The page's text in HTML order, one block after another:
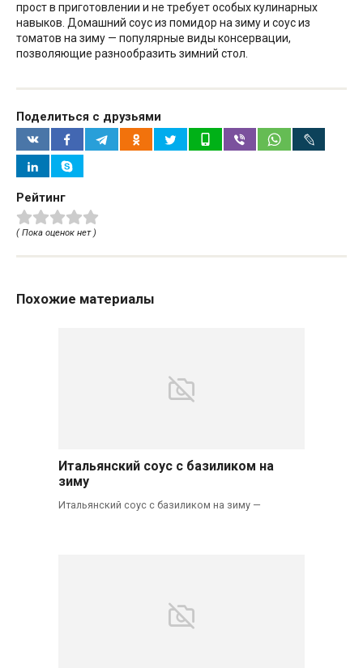
прост в приготовлении и не требует особых кулинарных
навыков. Домашний соус из помидор на зиму и соус из
томатов на зиму — популярные виды консервации,
позволяющие разнообразить зимний стол.
Поделиться с друзьями
Рейтинг
( Пока оценок нет )
Похожие материалы
Итальянский соус с базиликом на
зиму
Итальянский соус с базиликом на зиму —